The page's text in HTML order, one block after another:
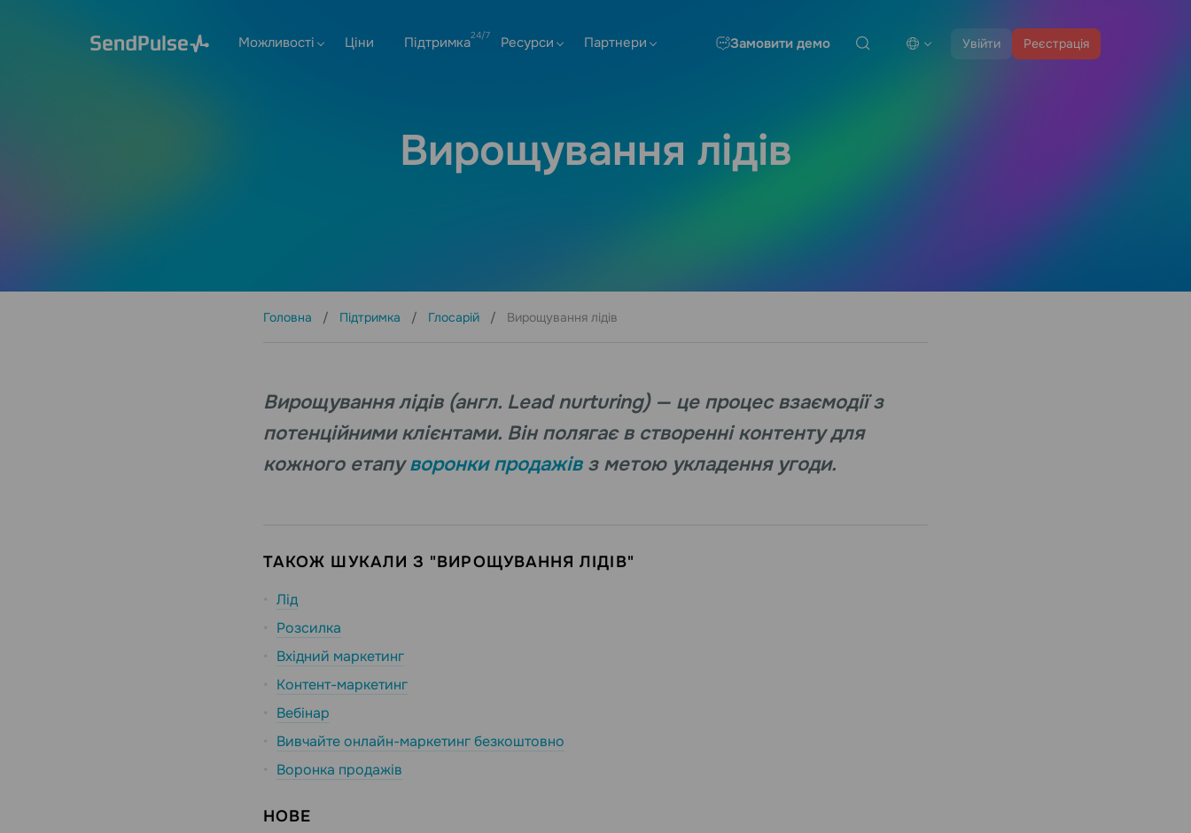
Увійти Реєстрація
Можливості Ціни Підтримка Ресурси Партнери Замовити демо
Вирощування лідів
Головна Підтримка Глосарій Вирощування лідів
Вирощування лідів (англ. Lead nurturing) — це процес взаємодії з
потенційними клієнтами. Він полягає в створенні контенту для
кожного етапуворонки продажівз метою укладення угоди.
ТАКОЖ ШУКАЛИ З "ВИРОЩУВАННЯ ЛІДІВ"
Лід
Розсилка
Вхідний маркетинг
Контент-маркетинг
Вебінар
Вивчайте онлайн-маркетинг безкоштовно
Воронка продажів
НОВЕ